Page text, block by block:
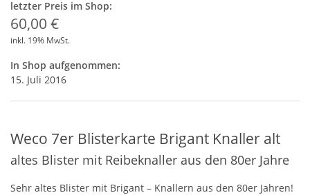
letzter Preis im Shop:
60,00 €
inkl. 19% MwSt.
In Shop aufgenommen:
15. Juli 2016
Weco 7er Blisterkarte Brigant Knaller alt
altes Blister mit Reibeknaller aus den 80er Jahre
Sehr altes Blister mit Brigant – Knallern aus den 80er Jahren!